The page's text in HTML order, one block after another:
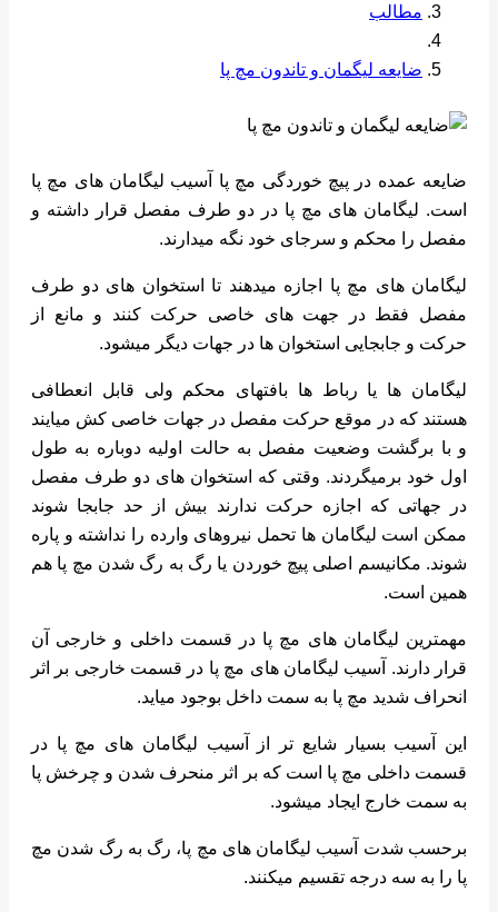
مطالب
ضایعه لیگمان و تاندون مچ پا
ضایعه عمده در پیچ خوردگی مچ پا آسیب لیگامان های مچ پا
است. لیگامان های مچ پا در دو طرف مفصل قرار داشته و
مفصل را محکم و سرجای خود نگه میدارند.
لیگامان های مچ پا اجازه میدهند تا استخوان های دو طرف
مفصل فقط در جهت های خاصی حرکت کنند و مانع از
حرکت و جابجایی استخوان ها در جهات دیگر میشود.
لیگامان ها یا رباط ها بافتهای محکم ولی قابل انعطافی
هستند که در موقع حرکت مفصل در جهات خاصی کش میایند
و با برگشت وضعیت مفصل به حالت اولیه دوباره به طول
اول خود برمیگردند. وقتی که استخوان های دو طرف مفصل
در جهاتی که اجازه حرکت ندارند بیش از حد جابجا شوند
ممکن است لیگامان ها تحمل نیروهای وارده را نداشته و پاره
شوند. مکانیسم اصلی پیچ خوردن یا رگ به رگ شدن مچ پا هم
همین است.
مهمترین لیگامان های مچ پا در قسمت داخلی و خارجی آن
قرار دارند. آسیب لیگامان های مچ پا در قسمت خارجی بر اثر
انحراف شدید مچ پا به سمت داخل بوجود میاید.
این آسیب بسیار شایع تر از آسیب لیگامان های مچ پا در
قسمت داخلی مچ پا است که بر اثر منحرف شدن و چرخش پا
به سمت خارج ایجاد میشود.
برحسب شدت آسیب لیگامان های مچ پا، رگ به رگ شدن مچ
پا را به سه درجه تقسیم میکنند.